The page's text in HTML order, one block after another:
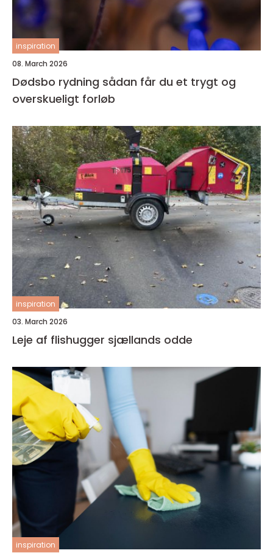
inspiration
08. March 2026
Dødsbo rydning sådan får du et trygt og
overskueligt forløb
inspiration
03. March 2026
Leje af flishugger sjællands odde
inspiration